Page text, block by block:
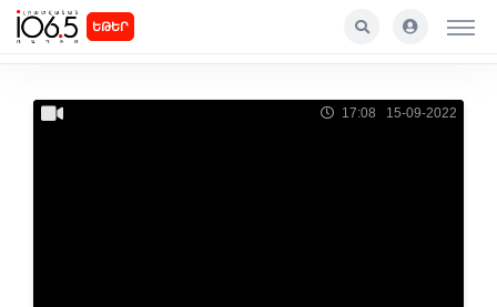
ԵԹԵՐ
17:08 15-09-2022